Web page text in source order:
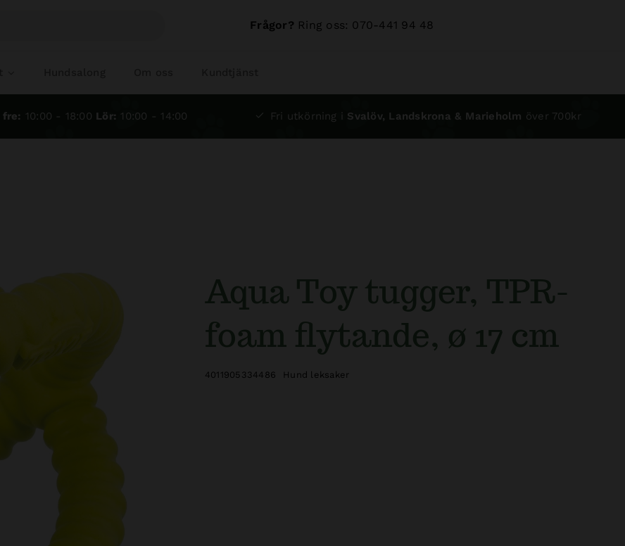
Frågor? Ring oss: 070-441 94 48
10:00 - 18:00 Lör: 10:00 - 14:00 Fri utkörning i Svalöv, Landskrona & Marieholm över 700kr
Aqua Toy tugger, TPR-
foam flytande, ø 17 cm
4011905334486 Hund leksaker